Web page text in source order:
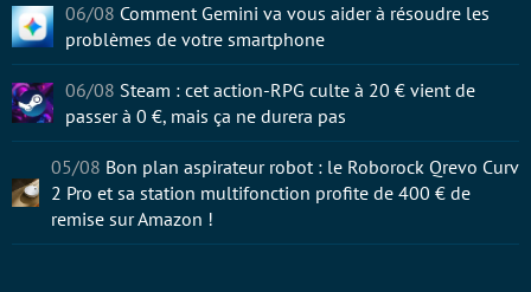
06/08 Comment Gemini va vous aider à résoudre les
problèmes de votre smartphone
06/08 Steam : cet action-RPG culte à 20 € vient de
passer à 0 €, mais ça ne durera pas
05/08 Bon plan aspirateur robot : le Roborock Qrevo Curv
2 Pro et sa station multifonction profite de 400 € de
remise sur Amazon !